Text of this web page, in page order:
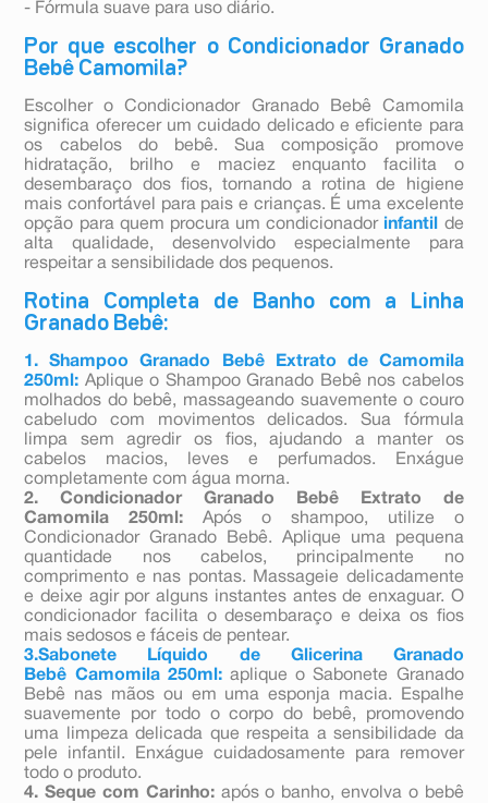
- Fórmula suave para uso diário.
Por que escolher o Condicionador Granado
Bebê Camomila?
Escolher o Condicionador Granado Bebê Camomila
significa oferecer um cuidado delicado e eficiente para
os cabelos do bebê. Sua composição promove
hidratação, brilho e maciez enquanto facilita o
desembaraço dos fios, tornando a rotina de higiene
mais confortável para pais e crianças. É uma excelente
opção para quem procura um condicionadorinfantil
de
alta qualidade, desenvolvido especialmente para
respeitar a sensibilidade dos pequenos.
Rotina Completa de Banho com a Linha
Granado Bebê:
1. Shampoo Granado Bebê Extrato de Camomila
250ml: Aplique o Shampoo Granado Bebê nos cabelos
molhados do bebê, massageando suavemente o couro
cabeludo com movimentos delicados. Sua fórmula
limpa sem agredir os fios, ajudando a manter os
cabelos macios, leves e perfumados. Enxágue
completamente com água morna.
2. Condicionador Granado Bebê Extrato de
Camomila 250ml: Após o shampoo, utilize o
Condicionador Granado Bebê. Aplique uma pequena
quantidade nos cabelos, principalmente no
comprimento e nas pontas. Massageie delicadamente
e deixe agir por alguns instantes antes de enxaguar. O
condicionador facilita o desembaraço e deixa os fios
mais sedosos e fáceis de pentear.
3.Sabonete Líquido de Glicerina Granado
Bebê Camomila 250ml: aplique o Sabonete Granado
Bebê nas mãos ou em uma esponja macia. Espalhe
suavemente por todo o corpo do bebê, promovendo
uma limpeza delicada que respeita a sensibilidade da
pele infantil. Enxágue cuidadosamente para remover
todo o produto.
4. Seque com Carinho:após o banho, envolva o bebê